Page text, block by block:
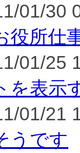
01/30
役所仕
01/25
を表示
01/21
うです